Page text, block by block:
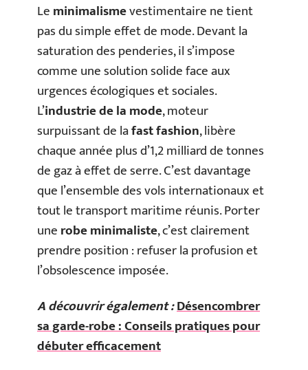
Leminimalismevestimentaire ne tient
pas du simple effet de mode. Devant la
saturation des penderies, il s’impose
comme une solution solide face aux
urgences écologiques et sociales.
L’industrie de la mode, moteur
surpuissant de lafast fashion, libère
chaque année plus d’1,2 milliard de tonnes
de gaz à effet de serre. C’est davantage
que l’ensemble des vols internationaux et
tout le transport maritime réunis. Porter
unerobe minimaliste, c’est clairement
prendre position : refuser la profusion et
l’obsolescence imposée.
A découvrir également :Désencombrer
sa garde-robe : Conseils pratiques pour
débuter efficacement